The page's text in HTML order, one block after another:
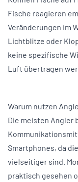
Fische reagieren
Veränderungen im
Lichtblitze oder
keine spezifische
Luft übertragen
Warum nutzen
Die meisten Angler
Smartphones, da
vielseitiger sind.
praktisch gesehen